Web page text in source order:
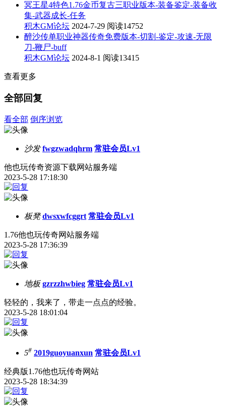
冥王星4特色1.76金币复古三职业版本-装备鉴定-装备收
集-武器成长-任务
积木GM论坛 2024-7-29 阅读14752
醉沙传单职业神器传奇免费版本-切割-鉴定-攻速-无限
刀-鞭尸-buff
积木GM论坛 2024-8-1 阅读13415
查看更多
全部回复
看全部 倒序浏览
沙发 fwgzwadqhrm 常驻会员Lv1
他也玩传奇资源下载网站服务端
2023-5-28 17:18:30
板凳 dwsxwfcggrt 常驻会员Lv1
1.76他也玩传奇网站服务端
2023-5-28 17:36:39
地板 gzrzzhwbieg 常驻会员Lv1
轻轻的，我来了，带走一点点的经验。
2023-5-28 18:01:04
5# 2019guoyuanxun 常驻会员Lv1
经典版1.76他也玩传奇网站
2023-5-28 18:34:39